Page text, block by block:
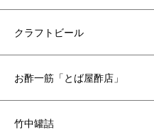
クラフトビール
お酢一筋「とば屋酢店」
竹中罐詰